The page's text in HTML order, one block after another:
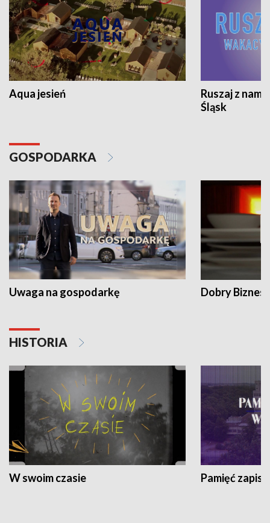
Aqua jesień
Ruszaj z
Śląsk
GOSPODARKA
Uwaga na gospodarkę Dobry Biznes
HISTORIA
W swoim czasie Pamięć